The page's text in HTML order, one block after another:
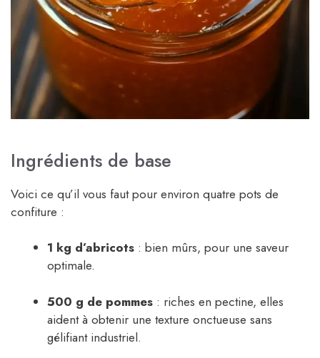
Ingrédients de base
Voici ce qu’il vous faut pour environ quatre pots de
confiture :
1 kg d’abricots : bien mûrs, pour une saveur
optimale.
500 g de pommes : riches en pectine, elles
aident à obtenir une texture onctueuse sans
gélifiant industriel.